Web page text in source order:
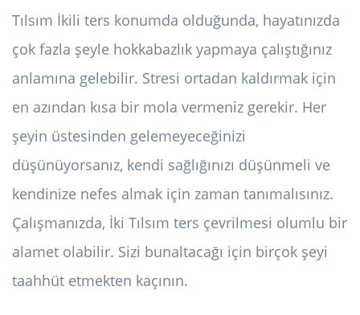
Tılsım İkili ters konumda olduğunda, hayatınızda
çok fazla şeyle hokkabazlık yapmaya çalıştığınız
anlamına gelebilir. Stresi ortadan kaldırmak için
en azından kısa bir mola vermeniz gerekir. Her
şeyin üstesinden gelemeyeceğinizi
düşünüyorsanız, kendi sağlığınızı düşünmeli ve
kendinize nefes almak için zaman tanımalısınız.
Çalışmanızda, İki Tılsım ters çevrilmesi olumlu bir
alamet olabilir. Sizi bunaltacağı için birçok şeyi
taahhüt etmekten kaçının.